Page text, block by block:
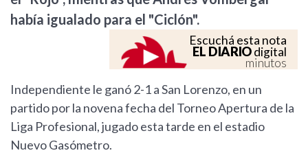
había igualado para el "Ciclón".
Escuchá esta nota
EL DIARIOdigital
minutos
Independiente le ganó 2-1 a San Lorenzo, en un
partido por la novena fecha del Torneo Apertura de la
Liga Profesional, jugado esta tarde en el estadio
Nuevo Gasómetro.